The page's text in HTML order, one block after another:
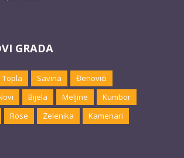
GRADA
Topla Savina
Đenovići
Bijela Meljine
Kumbor
Rose Zelenika
Kamenari